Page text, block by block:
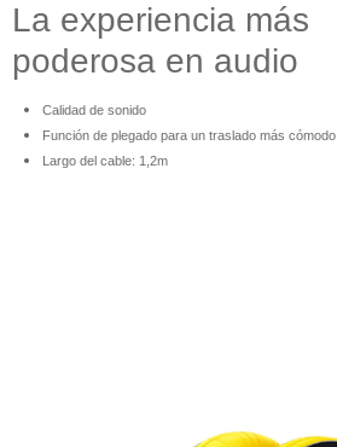
La experiencia más
poderosa en audio
Calidad de sonido
Función de plegado para un traslado más cómodo
Largo del cable: 1,2m